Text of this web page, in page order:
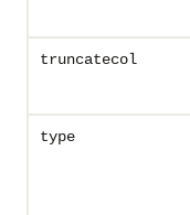
truncatecol
type